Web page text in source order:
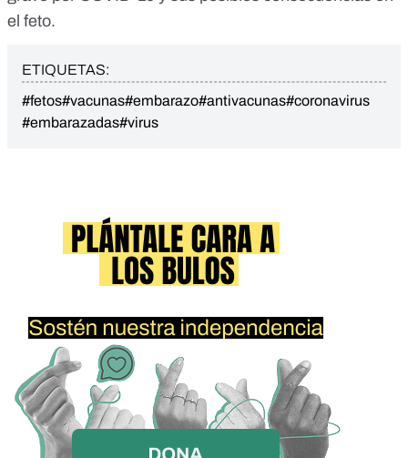
el feto.
ETIQUETAS:
#fetos#vacunas#embarazo#antivacunas#coronavirus
#embarazadas#virus